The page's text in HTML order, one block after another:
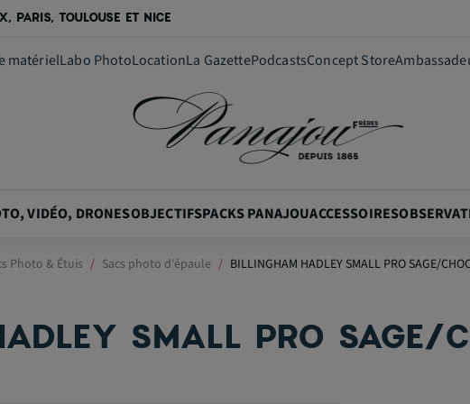
PARIS, TOULOUSE ET NICE
matérielLabo PhotoLocationLa GazettePodcastsConcept Store
VIDÉO, DRONESOBJECTIFSPACKS PANAJOUACCESSOIRES
Photo & Étuis Sacs photo d'épaule BILLINGHAM HADLEY SMALL PRO SAGE/
SMALL PRO SAGE/